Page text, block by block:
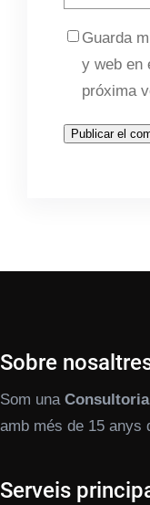
Guarda
y web en
próxima
Sobre
Som una
amb més de 15 anys
Serveis